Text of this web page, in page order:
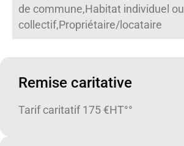
de commune,Habitat individuel ou
collectif,Propriétaire/locataire
Remise caritative
Tarif caritatif 175 €HT°°